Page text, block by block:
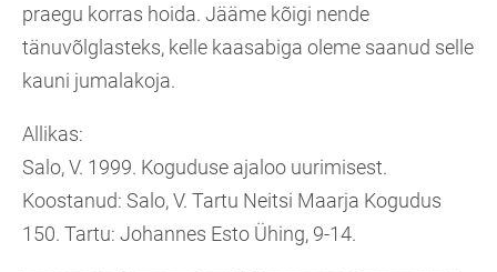
praegu korras hoida. Jääme kõigi nende
tänuvõlglasteks, kelle kaasabiga oleme saanud selle
kauni jumalakoja.
Allikas:
Salo, V. 1999. Koguduse ajaloo uurimisest.
Koostanud: Salo, V. Tartu Neitsi Maarja Kogudus
150. Tartu: Johannes Esto Ühing, 9-14.